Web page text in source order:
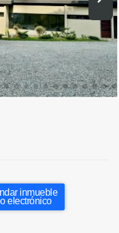
inmueble
electrónico